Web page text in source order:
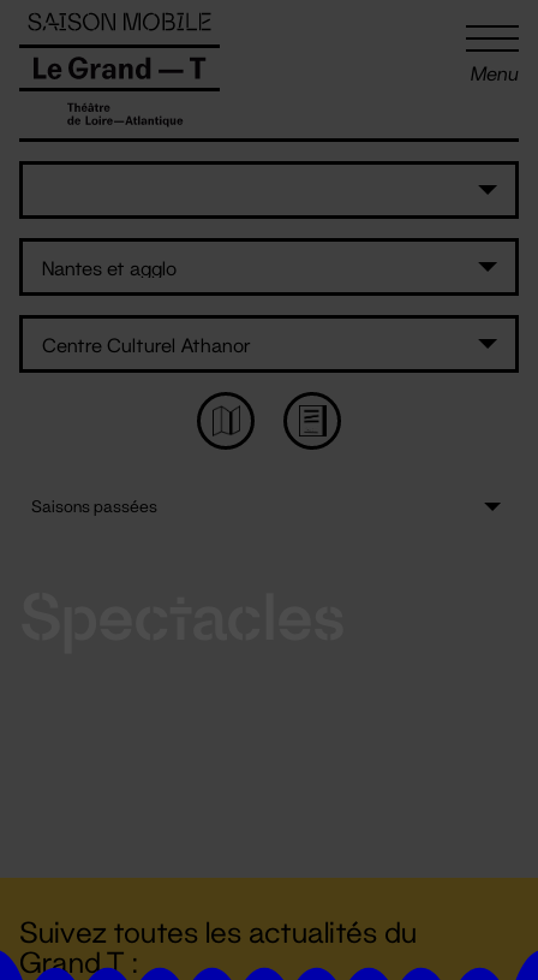
Menu
Suivez toutes les actualités du
Grand T :
Panneau de gestion des cookies